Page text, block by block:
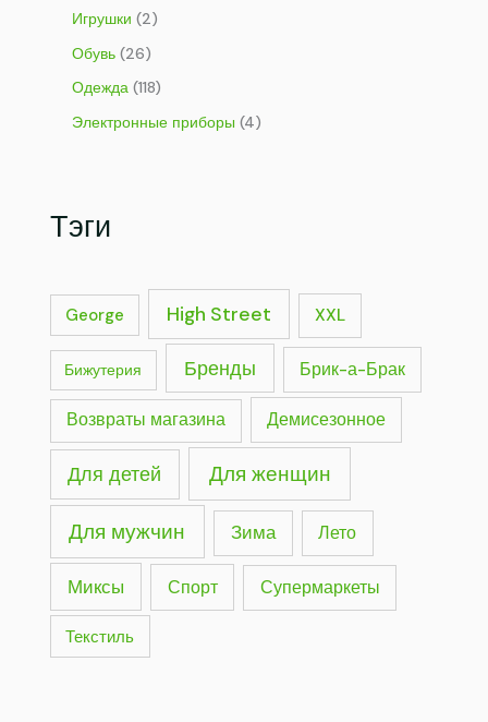
Игрушки (2)
Обувь(26)
Одежда(118)
Электронные приборы (4)
Тэги
George High Street XXL
Бижутерия Бренды Брик-а-Брак
Возвраты магазина Демисезонное
Для детей Для женщин
Для мужчин Зима Лето
Миксы Спорт Супермаркеты
Текстиль